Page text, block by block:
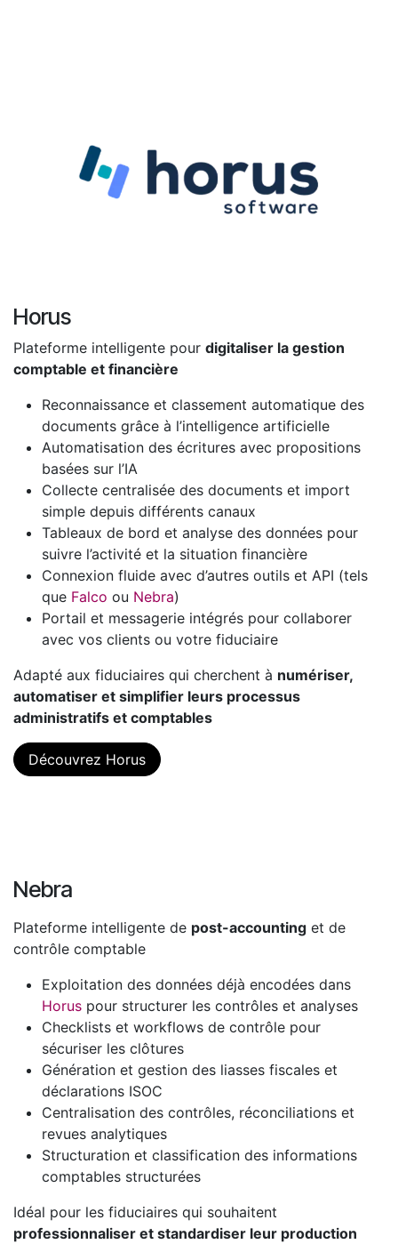
Horus
Plateforme intelligente pour digitaliser la gestion
comptable et financière
Reconnaissance et classement automatique des
documents grâce à l’intelligence artificielle
Automatisation des écritures avec propositions
basées sur l’IA
Collecte centralisée des documents et import
simple depuis différents canaux
Tableaux de bord et analyse des données pour
suivre l’activité et la situation financière
Connexion fluide avec d’autres outils et API (tels
que Falco ou Nebra)
Portail et messagerie intégrés pour collaborer
avec vos clients ou votre fiduciaire
Adapté aux fiduciaires qui cherchent à numériser,
automatiser et simplifier leurs processus
administratifs et comptables
Découvrez Horus
Nebra
Plateforme intelligente de post-accounting et de
contrôle comptable
Exploitation des données déjà encodées dans
Horus pour structurer les contrôles et analyses
Checklists et workflows de contrôle pour
sécuriser les clôtures
Génération et gestion des liasses fiscales et
déclarations ISOC
Centralisation des contrôles, réconciliations et
revues analytiques
Structuration et classification des informations
comptables structurées
Idéal pour les fiduciaires qui souhaitent
professionnaliser et standardiser leur production